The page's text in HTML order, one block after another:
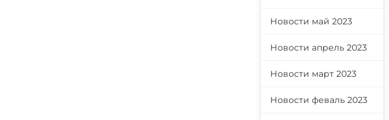
Новости май 2023
Новости апрель 2023
Новости март 2023
Новости феваль 2023